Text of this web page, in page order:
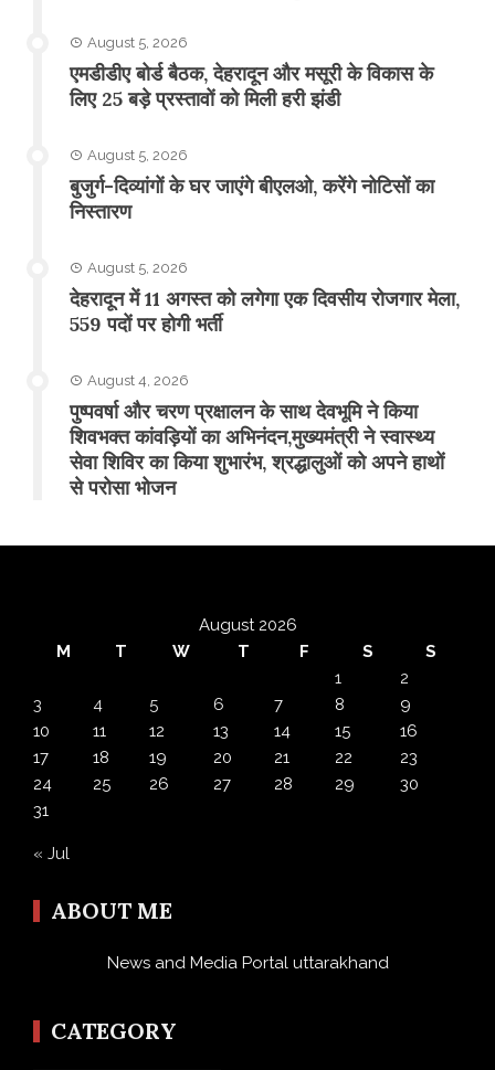
August 5, 2026
एमडीडीए बोर्ड बैठक, देहरादून और मसूरी के विकास के
लिए 25 बड़े प्रस्तावों को मिली हरी झंडी
August 5, 2026
बुजुर्ग-दिव्यांगों के घर जाएंगे बीएलओ, करेंगे नोटिसों का
निस्तारण
August 5, 2026
​देहरादून में 11 अगस्त को लगेगा एक दिवसीय रोजगार मेला,
559 पदों पर होगी भर्ती
August 4, 2026
पुष्पवर्षा और चरण प्रक्षालन के साथ देवभूमि ने किया
शिवभक्त कांवड़ियों का अभिनंदन,मुख्यमंत्री ने स्वास्थ्य
सेवा शिविर का किया शुभारंभ, श्रद्धालुओं को अपने हाथों
से परोसा भोजन
August 2026
M
T W T F S
S
1
2
3
4 5 6 7 8
9
10
11 12 13 14 15
16
17
18 19 20 21 22
23
24
25 26 27 28 29
30
31
« Jul
ABOUT ME
News and Media Portal uttarakhand
CATEGORY